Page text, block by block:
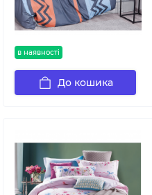
в наявності
До кошика